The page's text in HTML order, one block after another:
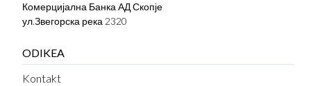
Комерцијална Банка АД Скопје
ул.Звегорска река 2320
ODIKEA
Kontakt